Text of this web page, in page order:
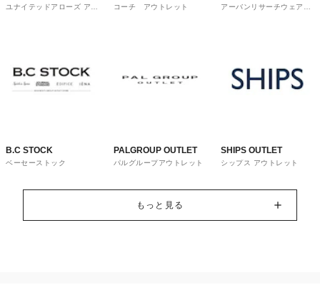
OUTLET
ユナイテッドアローズ アウ
コーチ アウトレット
ware house
アーバンリサーチウェアハ
B.C STOCK
ベーセーストック
PALGROUP OUTLET
パルグループアウトレット
SHIPS OUTLET
シップス アウトレット
もっと見る